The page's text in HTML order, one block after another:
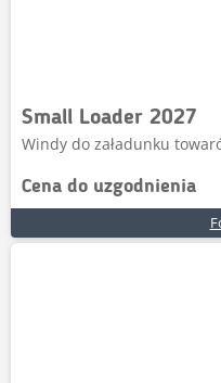
Small Loader 2027
Windy do załadunku
Cena do uzgodnienia